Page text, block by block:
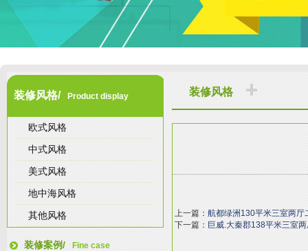
装修风格/ Product display
欧式风格
中式风格
美式风格
地中海风格
其他风格
装修案例/ Fine case
装修风格
上一篇： 航都绿洲130平米三室两厅
下一篇： 巨威.大秦郡138平米三室